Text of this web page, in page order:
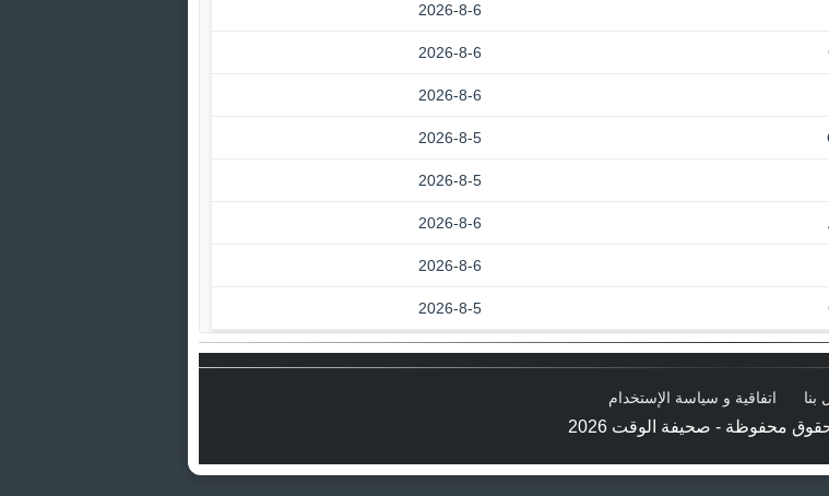
2026-8-6
2026-8-6
2026-8-6
2026-8-5
2026-8-5
2026-8-6
2026-8-6
2026-8-5
بنا اتفاقية و سياسة الإستخدام
محفوظة - صحيفة الوقت 2026